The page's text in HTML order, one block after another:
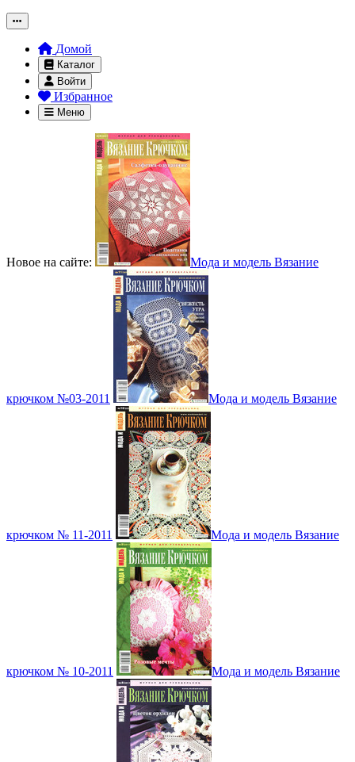
Домой
Каталог
Войти
Избранное
Меню
Новое на сайте: Мода и модель Вязание
крючком №03-2011 Мода и модель Вязание
крючком № 11-2011 Мода и модель Вязание
крючком № 10-2011 Мода и модель Вязание